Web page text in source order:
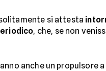
si attesta
, che, se non
anche un propulsore